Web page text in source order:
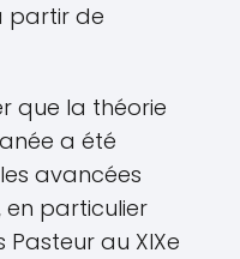
partir de
que la théorie
a été
avancées
en particulier
au XIXe